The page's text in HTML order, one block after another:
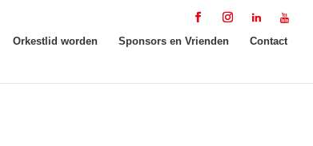
Orkestlid worden Sponsors en Vrienden Contact